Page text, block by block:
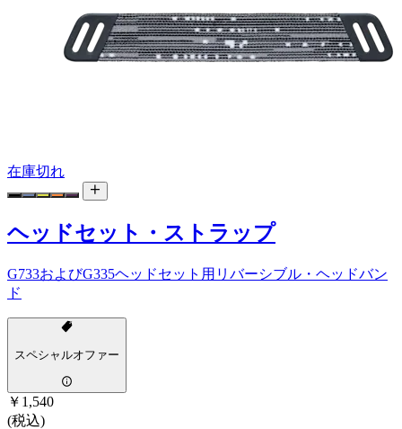
在庫切れ
ヘッドセット・ストラップ
G733およびG335ヘッドセット用リバーシブル・ヘッドバン
ド
スペシャルオファー
￥1,540
(税込)